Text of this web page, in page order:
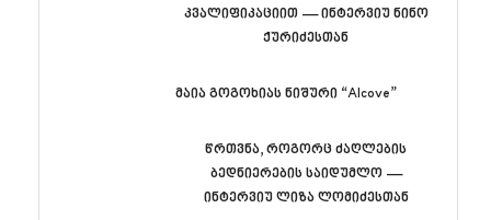
კვალიფიკაციით — ინტერვიუ ნინო
ქურიძესთან
მაია გოგოხიას ნიშური “Alcove”
წრთვნა, როგორც ძაღლების
ბედნიერების საიდუმლო —
ინტერვიუ ლიზა ლომიძესთან